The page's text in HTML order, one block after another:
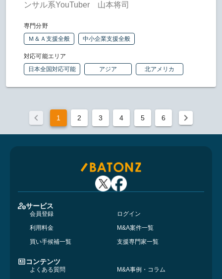
ンサル系YouTuber 山本将司
専門分野
Ｍ＆Ａ支援全般
中小企業支援全般
対応可能エリア
日本全国対応可能
アジア 北アメリカ
1 2 3 4 5 6
サービス
会員登録
ログイン
利用料金
M&A案件一覧
買い手候補一覧
支援専門家一覧
コンテンツ
よくある質問
M&A事例・コラム